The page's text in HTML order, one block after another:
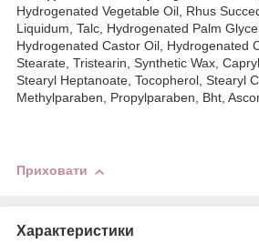
Hydrogenated Vegetable Oil, Rhus
Liquidum, Talc, Hydrogenated Palm
Hydrogenated Castor Oil, Hydrogenated
Stearate, Tristearin, Synthetic Wax,
Stearyl Heptanoate, Tocopherol, Stearyl
Methylparaben, Propylparaben, Bht,
Приховати
Характеристики